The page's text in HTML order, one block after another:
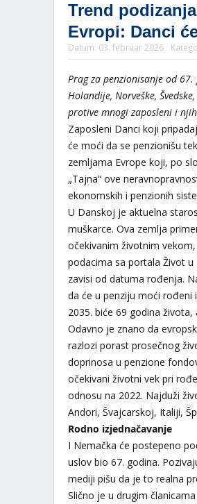
Trend
Evropi: Danci
Datum: 03. februar 2026
Prag za penzionisanje od
Holandije, Norveške,
protive mnogi zaposleni i
Zaposleni Danci koji
će moći da se penzionišu
zemljama Evrope koji, po
„Tajna“ ove
ekonomskih i penzionih
U Danskoj je aktuelna
muškarce. Ova zemlja
očekivanim životnim
podacima sa portala Život
zavisi od datuma rođenja.
da će u penziju moći rođeni
2035. biće 69 godina
Odavno je znano da
razlozi porast prosečnog
doprinosa u penzione
očekivani životni vek pri
odnosu na 2022. Najduži
Andori, Švajcarskoj, Italiji,
Rodno izjednačavanje
I Nemačka će postepeno
uslov bio 67. godina.
mediji pišu da je to realna
Slično je u drugim